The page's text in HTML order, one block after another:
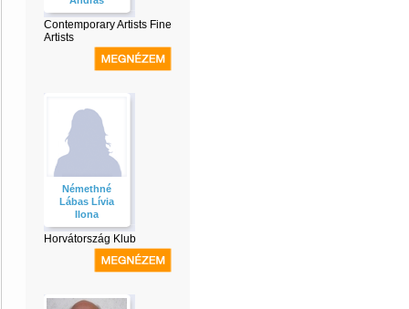
Contemporary Artists Fine
Artists
Némethné
Lábas Lívia
Ilona
Horvátország Klub